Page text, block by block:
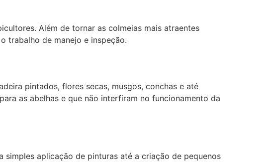
Além de tornar as colmeias mais atraentes
trabalho de manejo e inspeção.
pintados, flores secas, musgos, conchas e até
as abelhas e que não interfiram no funcionamento da
simples aplicação de pinturas até a criação de pequenos